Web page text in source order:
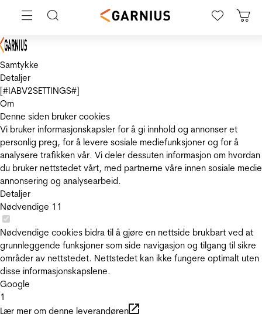
Samtykke
Detaljer
[#IABV2SETTINGS#]
Om
Denne siden bruker cookies
Vi bruker informasjonskapsler for å gi innhold og annonser et
personlig preg, for å levere sosiale mediefunksjoner og for å
analysere trafikken vår. Vi deler dessuten informasjon om hvordan
du bruker nettstedet vårt, med partnerne våre innen sosiale
annonsering og analysearbeid.
Detaljer
Nødvendige 11
Nødvendige cookies bidra til å gjøre en nettside brukbart ved at
grunnleggende funksjoner som side navigasjon og tilgang til sikre
områder av nettstedet. Nettstedet kan ikke fungere optimalt uten
disse informasjonskapslene.
Google
1
Lær mer om denne leverandøren